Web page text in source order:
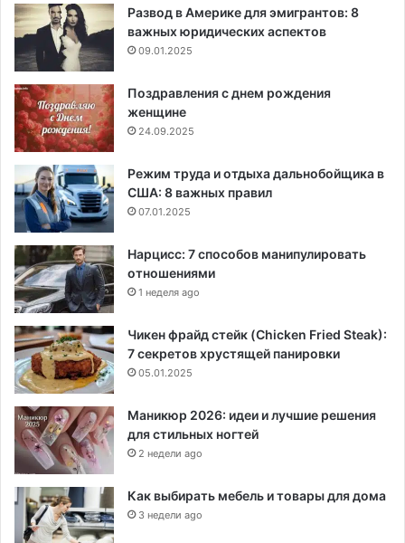
Развод в Америке для эмигрантов: 8
важных юридических аспектов
09.01.2025
Поздравления с днем рождения
женщине
24.09.2025
Режим труда и отдыха дальнобойщика в
США: 8 важных правил
07.01.2025
Нарцисс: 7 способов манипулировать
отношениями
1 неделя ago
Чикен фрайд стейк (Chicken Fried Steak):
7 секретов хрустящей панировки
05.01.2025
Маникюр 2026: идеи и лучшие решения
для стильных ногтей
2 недели ago
Как выбирать мебель и товары для дома
3 недели ago